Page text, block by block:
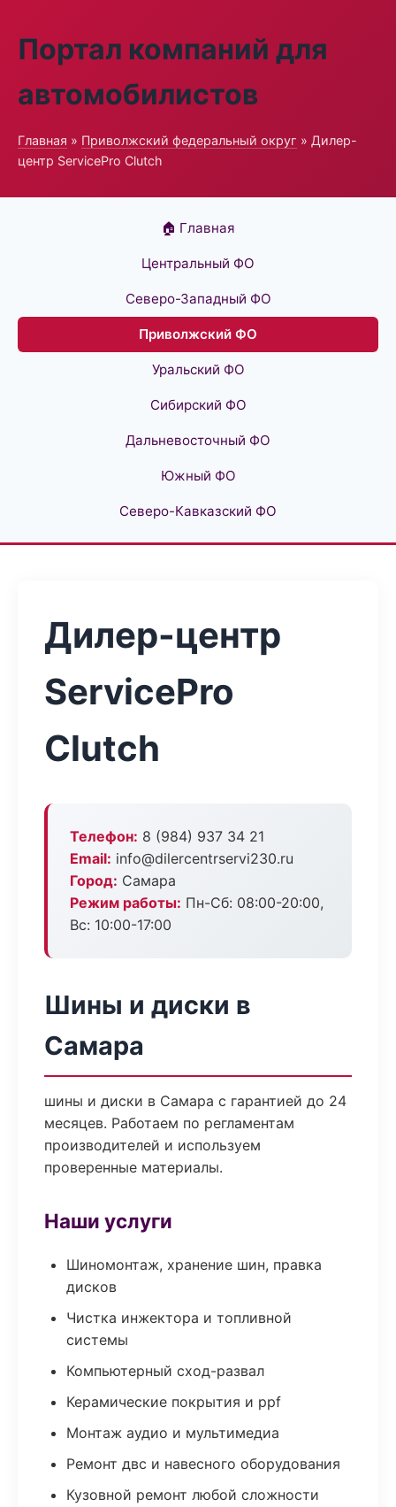
Портал компаний для
автомобилистов
Главная » Приволжский федеральный округ » Дилер-
центр ServicePro Clutch
🏠 Главная
Центральный ФО
Северо-Западный ФО
Приволжский ФО
Уральский ФО
Сибирский ФО
Дальневосточный ФО
Южный ФО
Северо-Кавказский ФО
Дилер-центр
ServicePro
Clutch
Телефон: 8 (984) 937 34 21
Email: info@dilercentrservi230.ru
Город: Самара
Режим работы: Пн-Сб: 08:00-20:00,
Вс: 10:00-17:00
Шины и диски в
Самара
шины и диски в Самара с гарантией до 24
месяцев. Работаем по регламентам
производителей и используем
проверенные материалы.
Наши услуги
Шиномонтаж, хранение шин, правка
дисков
Чистка инжектора и топливной
системы
Компьютерный сход-развал
Керамические покрытия и ppf
Монтаж аудио и мультимедиа
Ремонт двс и навесного оборудования
Кузовной ремонт любой сложности